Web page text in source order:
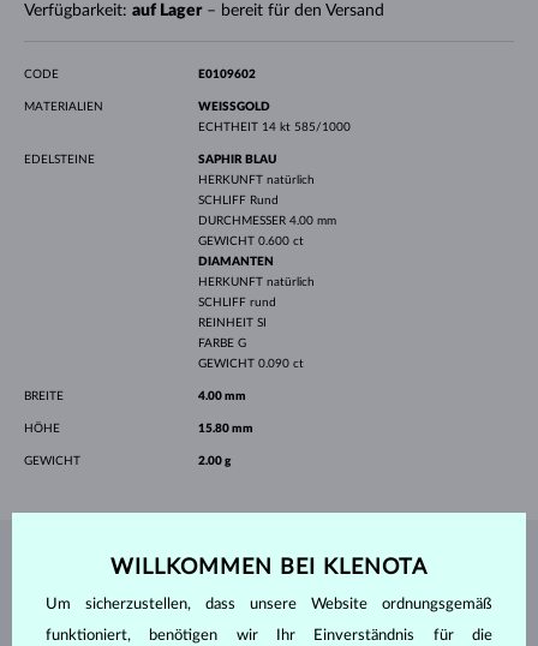
Verfügbarkeit: auf Lager– bereit für den Versand
CODE E0109602
MATERIALIEN
WEISSGOLD
ECHTHEIT 14 kt 585/1000
EDELSTEINE
SAPHIR BLAU
HERKUNFT natürlich
SCHLIFF Rund
DURCHMESSER 4.00 mm
GEWICHT 0.600 ct
DIAMANTEN
HERKUNFT natürlich
SCHLIFF rund
REINHEIT SI
FARBE G
GEWICHT 0.090 ct
BREITE 4.00 mm
HÖHE 15.80 mm
GEWICHT 2.00 g
SCHMUCK AUS DEMKLENOTA ATELIER
WILLKOMMEN BEI KLENOTA
Um sicherzustellen, dass unsere Website ordnungsgemäß
funktioniert, benötigen wir Ihr Einverständnis für die